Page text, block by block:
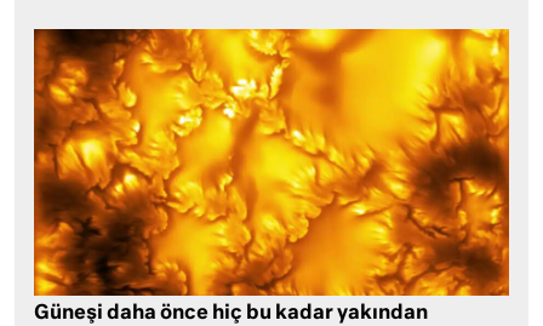
Güneşi daha önce hiç bu kadar yakından